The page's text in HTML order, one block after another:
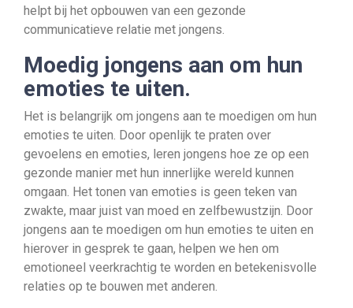
helpt bij het opbouwen van een gezonde
communicatieve relatie met jongens.
Moedig jongens aan om hun
emoties te uiten.
Het is belangrijk om jongens aan te moedigen om hun
emoties te uiten. Door openlijk te praten over
gevoelens en emoties, leren jongens hoe ze op een
gezonde manier met hun innerlijke wereld kunnen
omgaan. Het tonen van emoties is geen teken van
zwakte, maar juist van moed en zelfbewustzijn. Door
jongens aan te moedigen om hun emoties te uiten en
hierover in gesprek te gaan, helpen we hen om
emotioneel veerkrachtig te worden en betekenisvolle
relaties op te bouwen met anderen.